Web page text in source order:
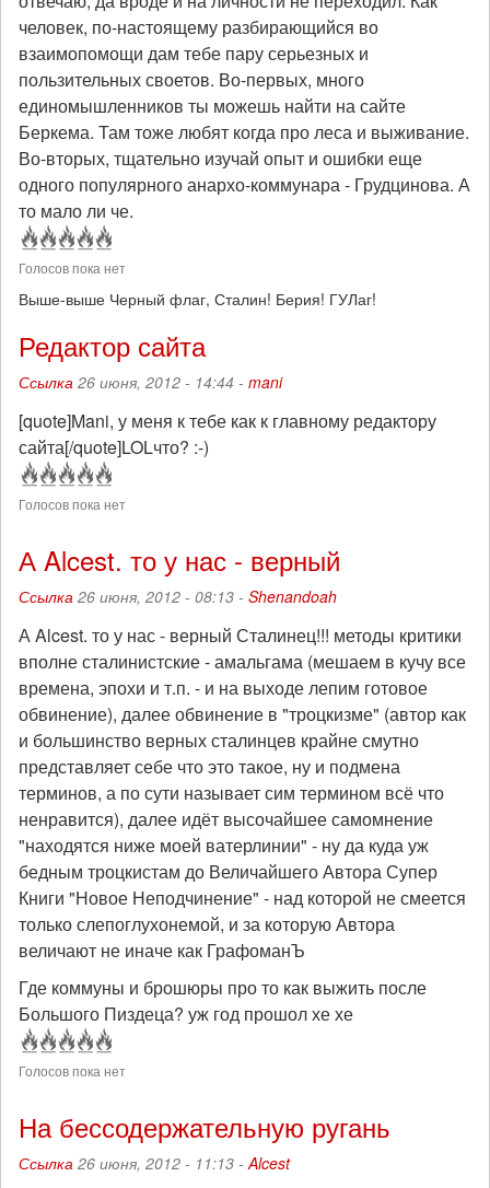
человек, по-настоящему разбирающийся во
взаимопомощи дам тебе пару серьезных и
пользительных своетов. Во-первых, много
единомышленников ты можешь найти на сайте
Беркема. Там тоже любят когда про леса и выживание.
Во-вторых, тщательно изучай опыт и ошибки еще
одного популярного анархо-коммунара - Грудцинова. А
то мало ли че.
Голосов пока нет
Выше-выше Черный флаг, Сталин! Берия! ГУЛаг!
Редактор сайта
Ссылка 26 июня, 2012 - 14:44 - mani
[quote]Mani, у меня к тебе как к главному редактору
сайта[/quote]LOLчто? :-)
Голосов пока нет
А Alcest. то у нас - верный
Ссылка 26 июня, 2012 - 08:13 - Shenandoah
А Alcest. то у нас - верный Сталинец!!! методы критики
вполне сталинистские - амальгама (мешаем в кучу все
времена, эпохи и т.п. - и на выходе лепим готовое
обвинение), далее обвинение в "троцкизме" (автор как
и большинство верных сталинцев крайне смутно
представляет себе что это такое, ну и подмена
терминов, а по сути называет сим термином всё что
ненравится), далее идёт высочайшее самомнение
"находятся ниже моей ватерлинии" - ну да куда уж
бедным троцкистам до Величайшего Автора Супер
Книги "Новое Неподчинение" - над которой не смеется
только слепоглухонемой, и за которую Автора
величают не иначе как ГрафоманЪ
Где коммуны и брошюры про то как выжить после
Большого Пиздеца? уж год прошол хе хе
Голосов пока нет
На бессодержательную ругань
Ссылка 26 июня, 2012 - 11:13 -Alcest